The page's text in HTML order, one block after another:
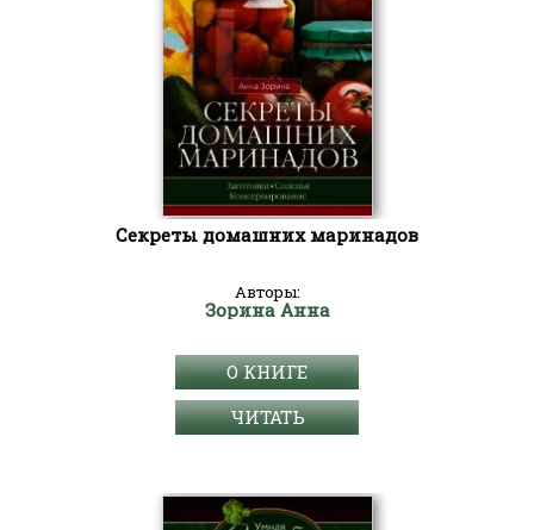
Секреты домашних маринадов
Авторы:
Зорина Анна
О КНИГЕ
ЧИТАТЬ